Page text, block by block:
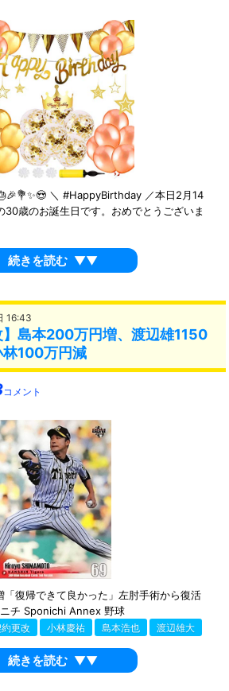
＼ #HappyBirthday ／本日2月14
30歳のお誕生日です。おめでとうございま
続きを読む ▼▼
16:43
】島本200万円増、渡辺雄1150
林100万円減
コメント
復帰できて良かった」左肘手術から復活
チ Sponichi Annex 野球
更改 小林慶祐 島本浩也 渡辺雄大
続きを読む ▼▼